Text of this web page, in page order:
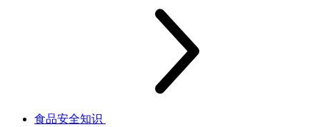
食品安全知识